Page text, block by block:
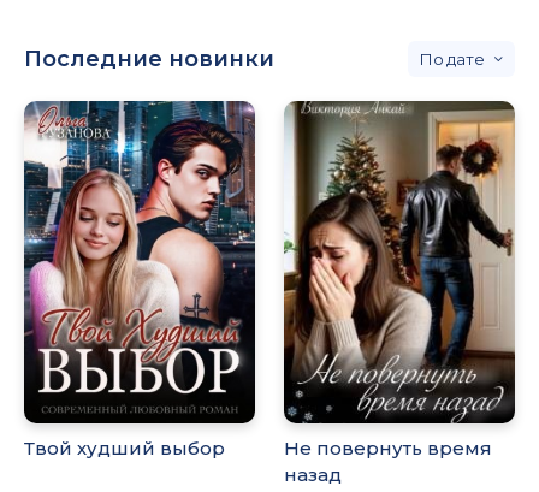
Последние новинки дате
Твой худший выбор
Не повернуть время
назад